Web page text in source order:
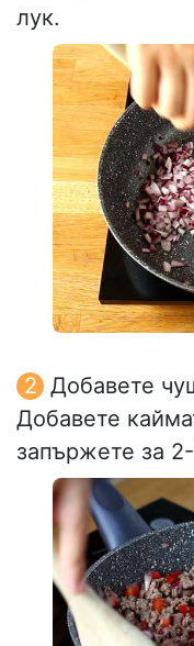
лук.
Добавете
Добавете
запържете за